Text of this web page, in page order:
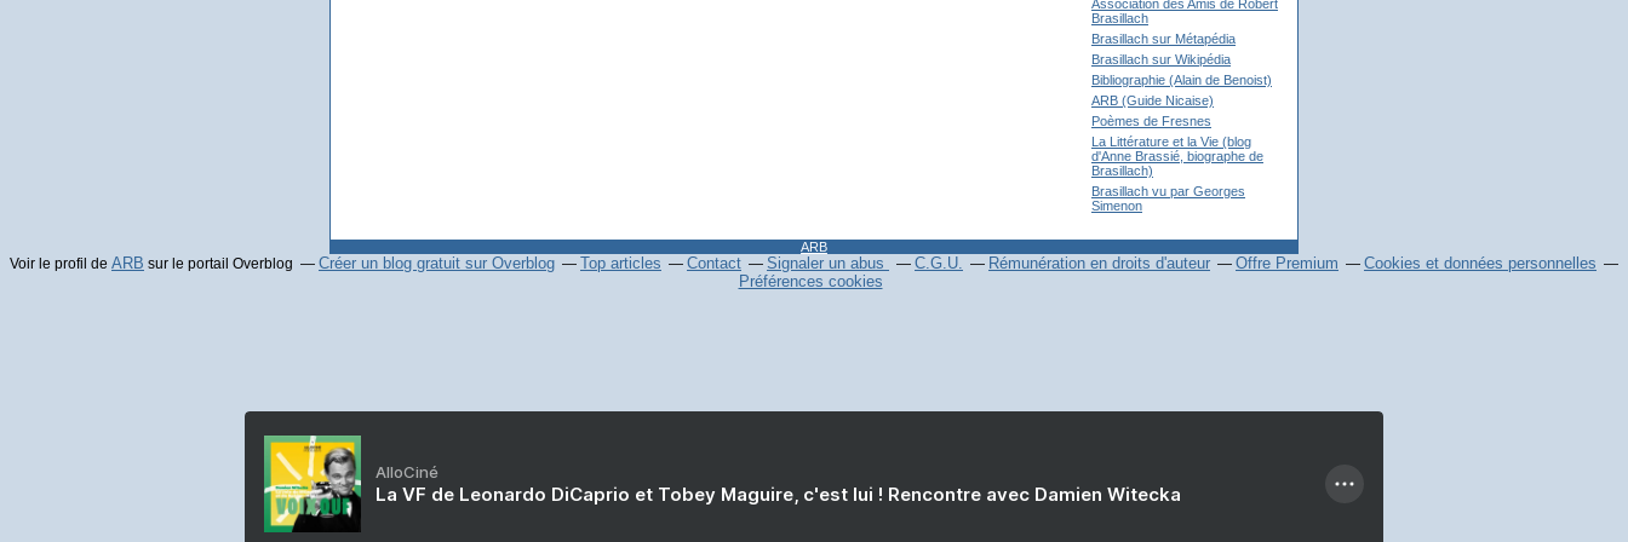
Association des Amis de Robert
Brasillach
Brasillach sur Métapédia
Brasillach sur Wikipédia
Bibliographie (Alain de Benoist)
ARB (Guide Nicaise)
Poèmes de Fresnes
La Littérature et la Vie (blog
d'Anne Brassié, biographe de
Brasillach)
Brasillach vu par Georges
Simenon
ARB
Voir le profil de ARB sur le portail Overblog Créer un blog gratuit sur Overblog Top articles Contact Signaler un abus C.G.U. Rémunération en droits d'auteur Offre Premium
Cookies et données personnelles
Préférences cookies
AlloCiné
La VF de Leonardo DiCaprio et Tobey Maguire, c'est lui ! Rencontre avec Damien Witecka